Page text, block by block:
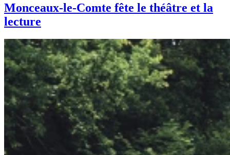
Monceaux-le-Comte fête le théâtre et la
lecture